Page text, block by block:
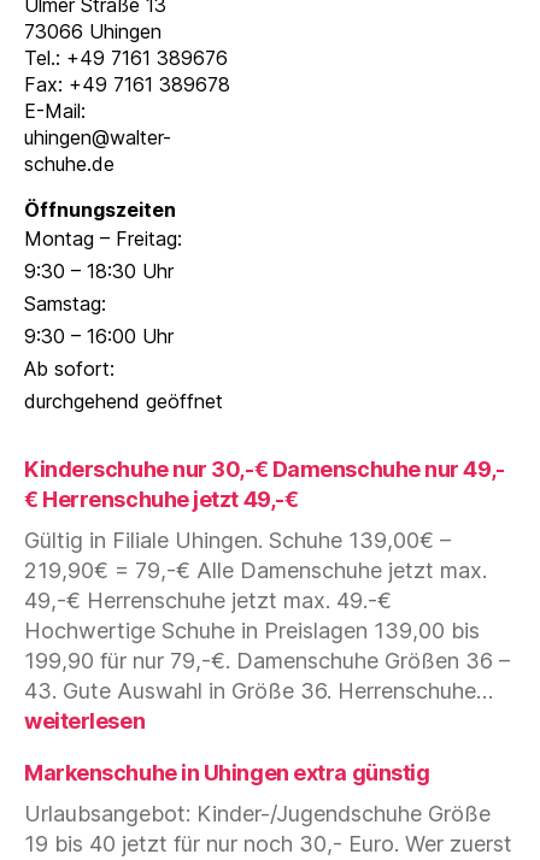
73066 Uhingen
Tel.: +49 7161 389676
Fax: +49 7161 389678
E-Mail:
uhingen@walter-
schuhe.de
Öffnungszeiten
Montag – Freitag:
9:30 – 18:30 Uhr
Samstag:
9:30 – 16:00 Uhr
Ab sofort:
durchgehend geöffnet
Kinderschuhe nur 30,-€ Damenschuhe nur 49,-
€ Herrenschuhe jetzt 49,-€
Gültig in Filiale Uhingen. Schuhe 139,00€ –
219,90€ = 79,-€ Alle Damenschuhe jetzt max.
49,-€ Herrenschuhe jetzt max. 49.-€
Hochwertige Schuhe in Preislagen 139,00 bis
199,90 für nur 79,-€. Damenschuhe Größen 36 –
43. Gute Auswahl in Größe 36. Herrenschuhe…
49,-
weiterlesen
Markenschuhe in Uhingen extra günstig
Urlaubsangebot: Kinder-/Jugendschuhe Größe
19 bis 40 jetzt für nur noch 30,- Euro. Wer zuerst